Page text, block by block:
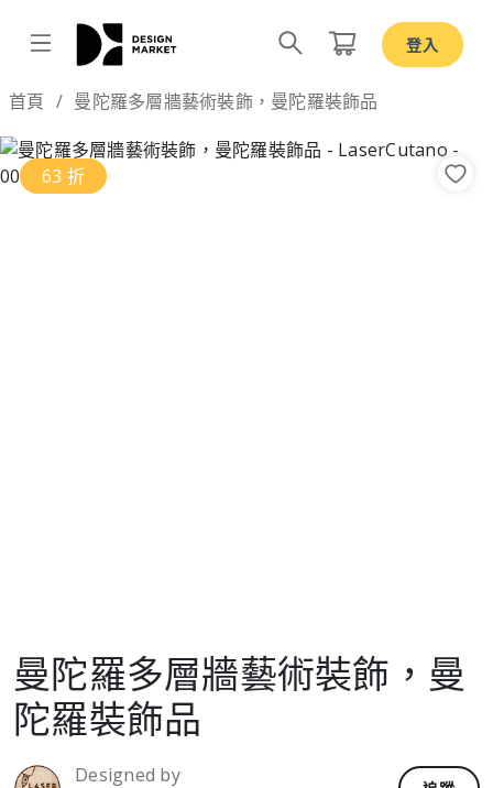
登入
首頁 曼陀羅多層牆藝術裝飾，曼陀羅裝飾品
63 折
曼陀羅多層牆藝術裝飾，曼
陀羅裝飾品
Designed by